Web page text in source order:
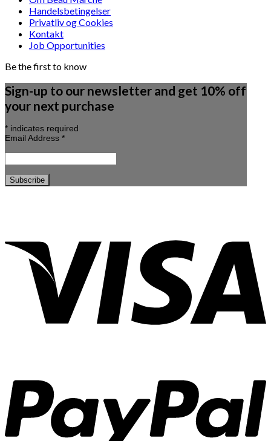
Handelsbetingelser
Privatliv og Cookies
Kontakt
Job Opportunities
Be the first to know
Sign-up to our newsletter and get 10% off
your next purchase
* indicates required
Email Address *